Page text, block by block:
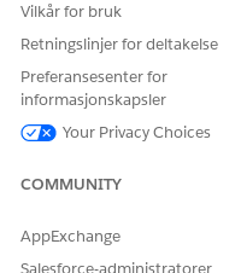
Nedlastingen er en
plateBundle
inneholder enpackage.xml
malfilene som definerer
La oss få vite
Vilkår for bruk
Retningslinjer for deltakelse
Preferansesenter for
informasjonskapsler
Your Privacy Choices
COMMUNITY
AppExchange
Salesforce-administratorer